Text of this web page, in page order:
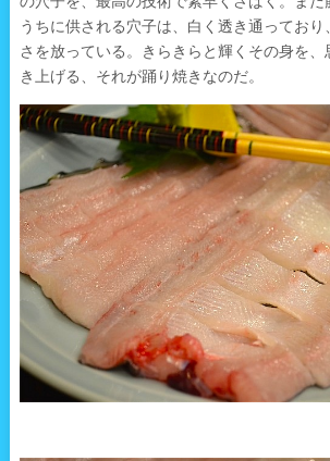
うちに供される穴子は、白く透き通っており
さを放っている。きらきらと輝くその身を
き上げる、それが踊り焼きなのだ。